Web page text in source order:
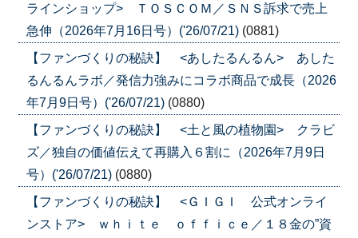
ラインショップ> ＴＯＳＣＯＭ／ＳＮＳ訴求で売上
急伸（2026年7月16日号）('26/07/21) (0881)
【ファンづくりの秘訣】 <あしたるんるん> あした
るんるんラボ／発信力強みにコラボ商品で成長（2026
年7月9日号）('26/07/21) (0880)
【ファンづくりの秘訣】 <土と風の植物園> クラビ
ズ／独自の価値伝えて再購入６割に（2026年7月9日
号）('26/07/21) (0880)
【ファンづくりの秘訣】 <ＧＩＧＩ 公式オンライ
ンストア> ｗｈｉｔｅ ｏｆｆｉｃｅ／１８金の”資